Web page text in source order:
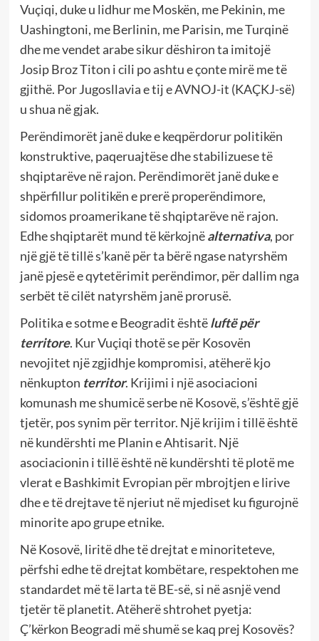
Vuçiqi, duke u lidhur me Moskën, me Pekinin, me
Uashingtoni, me Berlinin, me Parisin, me Turqinë
dhe me vendet arabe sikur dëshiron ta imitojë
Josip Broz Titon i cili po ashtu e çonte mirë me të
gjithë. Por Jugosllavia e tij e AVNOJ-it (KAÇKJ-së)
u shua në gjak.
Perëndimorët janë duke e keqpërdorur politikën
konstruktive, paqeruajtëse dhe stabilizuese të
shqiptarëve në rajon. Perëndimorët janë duke e
shpërfillur politikën e prerë properëndimore,
sidomos proamerikane të shqiptarëve në rajon.
Edhe shqiptarët mund të kërkojnë alternativa, por
një gjë të tillë s’kanë për ta bërë ngase natyrshëm
janë pjesë e qytetërimit perëndimor, për dallim nga
serbët të cilët natyrshëm janë prorusë.
Politika e sotme e Beogradit është luftë për
territore. Kur Vuçiqi thotë se për Kosovën
nevojitet një zgjidhje kompromisi, atëherë kjo
nënkupton territor. Krijimi i një asociacioni
komunash me shumicë serbe në Kosovë, s’është gjë
tjetër, pos synim për territor. Një krijim i tillë është
në kundërshti me Planin e Ahtisarit. Një
asociacionin i tillë është në kundërshti të plotë me
vlerat e Bashkimit Evropian për mbrojtjen e lirive
dhe e të drejtave të njeriut në mjediset ku figurojnë
minorite apo grupe etnike.
Në Kosovë, liritë dhe të drejtat e minoriteteve,
përfshi edhe të drejtat kombëtare, respektohen me
standardet më të larta të BE-së, si në asnjë vend
tjetër të planetit. Atëherë shtrohet pyetja:
Ç’kërkon Beogradi më shumë se kaq prej Kosovës?